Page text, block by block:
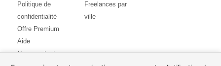
Politique de
confidentialité
Offre Premium
Aide
Nous contacter
Freelances par
ville